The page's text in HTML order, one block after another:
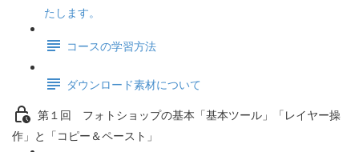
たします。
コースの学習方法
ダウンロード素材について
第１回 フォトショップの基本「基本ツール」「レイヤー操
作」と「コピー＆ペースト」